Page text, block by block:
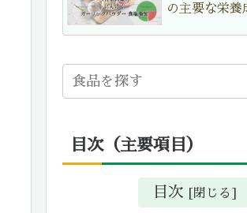
の主要な栄養
目次（主要項目）
目次